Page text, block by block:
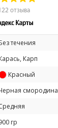
течения
Карп
Красный
смородина
гр